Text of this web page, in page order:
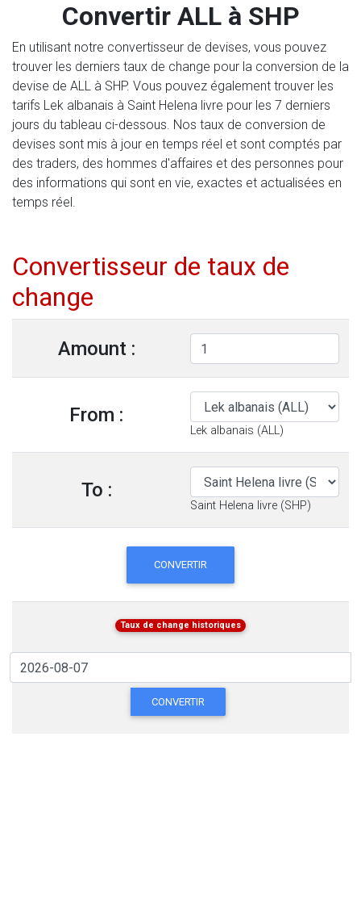
Convertir ALL à SHP
En utilisant notre convertisseur de devises, vous pouvez
trouver les derniers taux de change pour la conversion de la
devise de ALL à SHP. Vous pouvez également trouver les
tarifs Lek albanais à Saint Helena livre pour les 7 derniers
jours du tableau ci-dessous. Nos taux de conversion de
devises sont mis à jour en temps réel et sont comptés par
des traders, des hommes d'affaires et des personnes pour
des informations qui sont en vie, exactes et actualisées en
temps réel.
Convertisseur de taux de
change
Amount :
From :
Lek albanais (ALL)
To :
Saint Helena livre (SHP)
CONVERTIR
Taux de change historiques
CONVERTIR